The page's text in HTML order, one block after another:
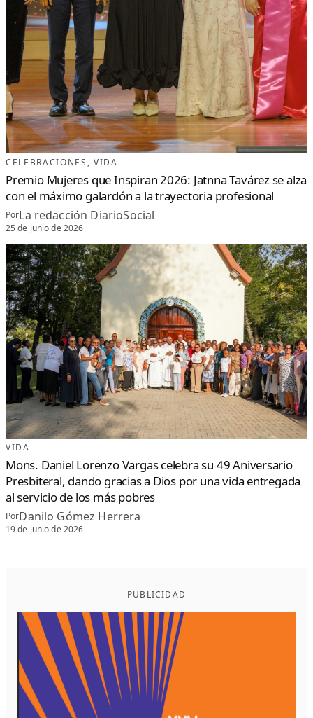
CELEBRACIONES , VIDA
Premio Mujeres que Inspiran 2026: Jatnna Tavárez se alza
con el máximo galardón a la trayectoria profesional
PorLa redacción DiarioSocial
25 de junio de 2026
VIDA
Mons. Daniel Lorenzo Vargas celebra su 49 Aniversario
Presbiteral, dando gracias a Dios por una vida entregada
al servicio de los más pobres
PorDanilo Gómez Herrera
19 de junio de 2026
PUBLICIDAD